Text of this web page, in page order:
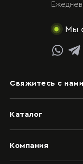
Мы
Каталог
Детские
Спальни
Компания
Дизайнерам
Свяжитесь с нами
Задать вопрос
Видеоконсультация
Обращение в отдел
Написать